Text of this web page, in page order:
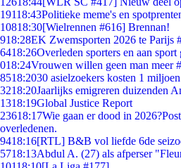
19118:43Politieke meme's en
10818:30[Wielrennen #616] Brennan!
918:28EK Zwemsporten 2026 te Parijs
6418:26Overleden sporters en aan sport
018:24Vrouwen willen geen man meer
8518:2030 asielzoekers kosten 1
3218:20Jaarlijks emigreren duizenden
1318:19Global Justice Report
23618:17Wie gaan er dood in
overledenen.
9418:16[RTL] B&B vol liefde 6de
5718:13Abdul A. (27) als afperser